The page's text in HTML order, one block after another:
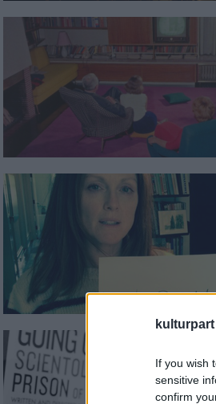
kulturpart
If you wish
sensitive
confirm